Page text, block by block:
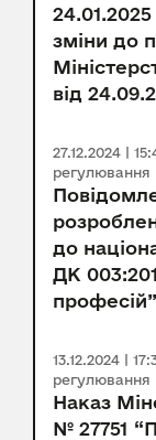
зміни до
від
27.12.2024 |
регулювання
до
ДК
професій”
13.12.2024 |
регулювання
Наказ
№ 27751